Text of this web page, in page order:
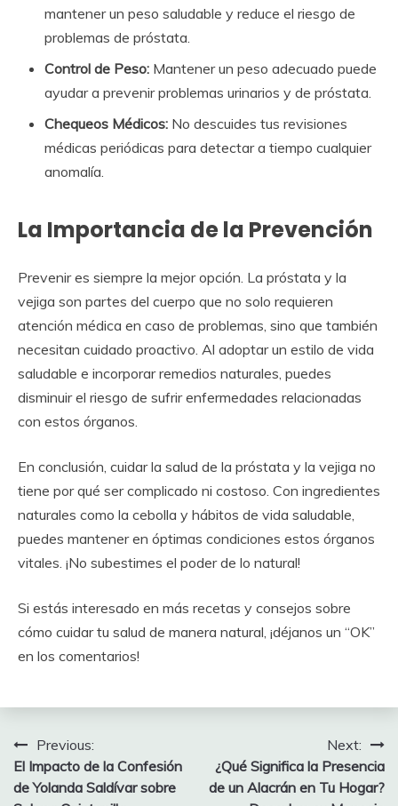
mantener un peso saludable y reduce el riesgo de
problemas de próstata.
Control de Peso: Mantener un peso adecuado puede
ayudar a prevenir problemas urinarios y de próstata.
Chequeos Médicos: No descuides tus revisiones
médicas periódicas para detectar a tiempo cualquier
anomalía.
La Importancia de la Prevención
Prevenir es siempre la mejor opción. La próstata y la
vejiga son partes del cuerpo que no solo requieren
atención médica en caso de problemas, sino que también
necesitan cuidado proactivo. Al adoptar un estilo de vida
saludable e incorporar remedios naturales, puedes
disminuir el riesgo de sufrir enfermedades relacionadas
con estos órganos.
En conclusión, cuidar la salud de la próstata y la vejiga no
tiene por qué ser complicado ni costoso. Con ingredientes
naturales como la cebolla y hábitos de vida saludable,
puedes mantener en óptimas condiciones estos órganos
vitales. ¡No subestimes el poder de lo natural!
Si estás interesado en más recetas y consejos sobre
cómo cuidar tu salud de manera natural, ¡déjanos un “OK”
en los comentarios!
Post
navigation
Previous:
El Impacto de la Confesión
de Yolanda Saldívar sobre
Next:
¿Qué Significa la Presencia
de un Alacrán en Tu Hogar?